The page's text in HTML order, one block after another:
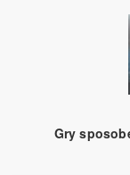
Gry